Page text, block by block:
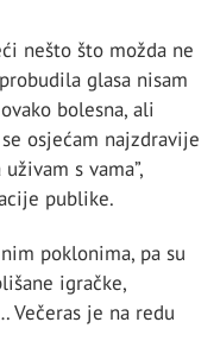
nešto što možda ne
glasa nisam
bolesna, ali
osjećam najzdravije
s vama”,
publike.
poklonima, pa su
igračke,
Večeras je na redu